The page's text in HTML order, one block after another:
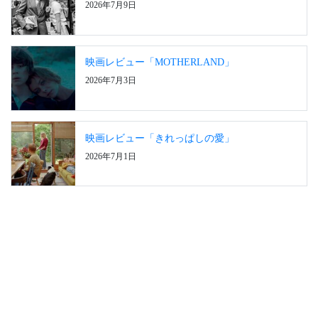
2026年7月9日
映画レビュー「MOTHERLAND」
2026年7月3日
映画レビュー「きれっぱしの愛」
2026年7月1日